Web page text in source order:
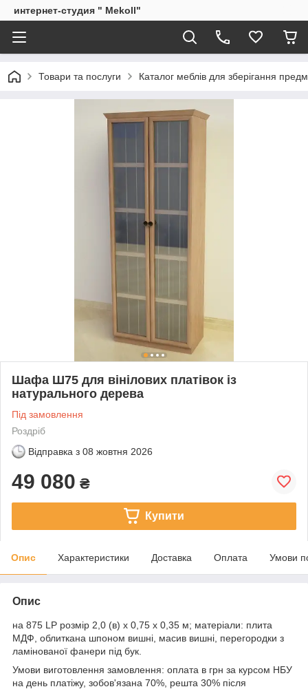
интернет-студия " Mekoll"
Товари та послуги Каталог меблів для зберігання
Шафа Ш75 для вінілових платівок із
натурального дерева
Під замовлення
Роздріб
Відправка з 08 жовтня 2026
49 080 ₴
Купити
Опис Характеристики Доставка Оплата Умови
Опис
на 875 LP розмір 2,0 (в) х 0,75 х 0,35 м; матеріали: плита
МДФ, облиткана шпоном вишні, масив вишні, перегородки з
ламінованої фанери під бук.
Умови виготовлення замовлення: оплата в грн за курсом НБУ
на день платіжу, зобов'язана 70%, решта 30% після